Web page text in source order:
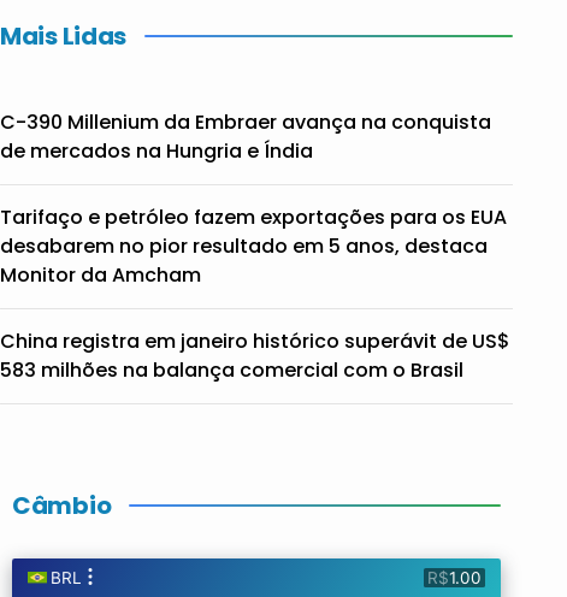
Mais Lidas
C-390 Millenium da Embraer avança na conquista
de mercados na Hungria e Índia
Tarifaço e petróleo fazem exportações para os EUA
desabarem no pior resultado em 5 anos, destaca
Monitor da Amcham
China registra em janeiro histórico superávit de US$
583 milhões na balança comercial com o Brasil
Câmbio